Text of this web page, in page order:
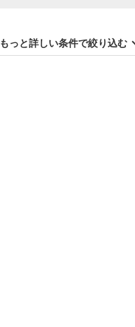
もっと詳しい条件で絞り込む